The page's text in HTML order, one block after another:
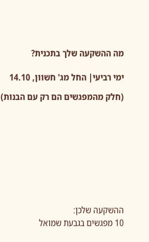
מה ההשקעה שלך בתכנית?
ימי רביעי| החל מג' חשוון, 14.10
(חלק מהמפגשים הם רק עם הבנות)
ההשקעה שלכן:
10 מפגשים בגבעת שמואל